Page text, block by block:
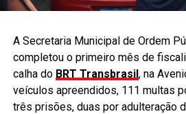
A Secretaria Municipal de Ordem
completou o primeiro mês de
calha do BRT Transbrasil, na
veículos apreendidos, 111 multas
três prisões, duas por adulteração